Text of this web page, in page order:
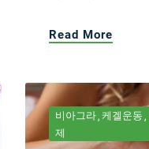
Read More
비아그라 케겔운동
제